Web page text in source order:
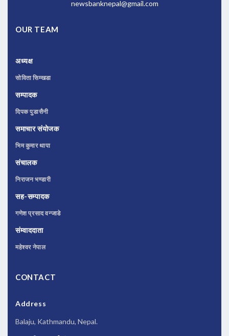
newsbanknepal@gmail.com
OUR TEAM
अध्यक्ष
सोविता सिम्खडा
सम्पादक
दिपक पुडासैनी
समाचार संयोजक
भिम कुमार थापा
संचालक
निराजन भण्डारी
सह-सम्पादक
गणेश प्रसाद वन्जाडे
संम्वाददाता
महेश्वर नेपाल
CONTACT
Address
Balaju, Kathmandu, Nepal.